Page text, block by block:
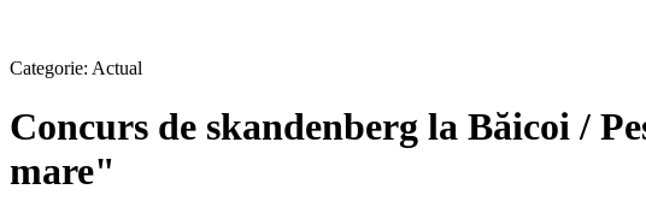
Categorie: Actual
Concurs de skandenberg la Băicoi /
mare"